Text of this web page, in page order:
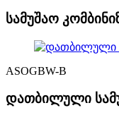
სამუშაო
ASOGBW-B
დათბილული